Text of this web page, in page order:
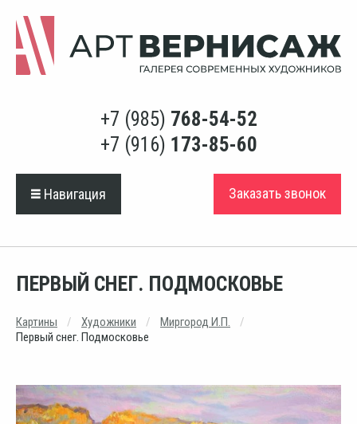
+7 (985) 768-54-52
+7 (916) 173-85-60
Навигация Заказать звонок
ПЕРВЫЙ СНЕГ. ПОДМОСКОВЬЕ
Картины Художники
Миргород И.П.
Первый снег. Подмосковье